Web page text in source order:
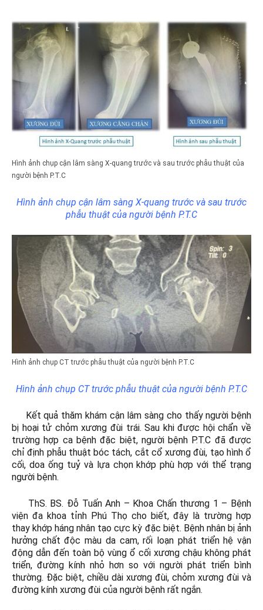
Hình ảnh chụp cận lâm sàng X-quang trước và sau trước phẫu thuật của
người bệnh P.T.C
Hình ảnh chụp cận lâm sàng X-quang trước và sau trước
phẫu thuật của người bệnh P.T.C
Hình ảnh chụp CT trước phẫu thuật của người bệnh P.T.C
Hình ảnh chụp CT trước phẫu thuật của người bệnh P.T.C
Kết quả thăm khám cận lâm sàng cho thấy người bệnh
bị hoại tử chỏm xương đùi trái. Sau khi được hội chẩn về
trường hợp ca bệnh đặc biệt, người bệnh P.T.C đã được
chỉ định phẫu thuật bóc tách, cắt cổ xương đùi, tạo hình ổ
cối, doa ống tuỷ và lựa chọn khớp phù hợp với thể trạng
người bệnh.
ThS. BS. Đỗ Tuấn Anh – Khoa Chấn thương 1 – Bệnh
viện đa khoa tỉnh Phú Thọ cho biết, đây là trường hợp
thay khớp háng nhân tạo cực kỳ đặc biệt. Bệnh nhân bị ảnh
hưởng chất độc màu da cam, rối loạn phát triển hệ vận
động dẫn đến toàn bộ vùng ổ cối xương chậu không phát
triển, đường kính nhỏ hơn so với người phát triển bình
thường. Đặc biệt, chiều dài xương đùi, chỏm xương đùi và
đường kính xương đùi của người bệnh rất ngắn.